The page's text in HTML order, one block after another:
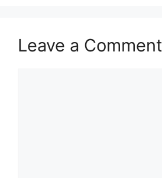
Leave a Comment